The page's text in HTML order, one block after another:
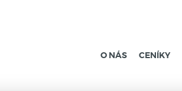
O NÁS CENÍKY